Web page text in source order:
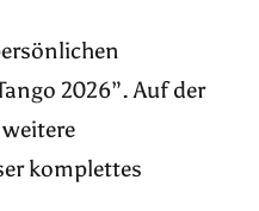
2026”. Auf der
komplettes